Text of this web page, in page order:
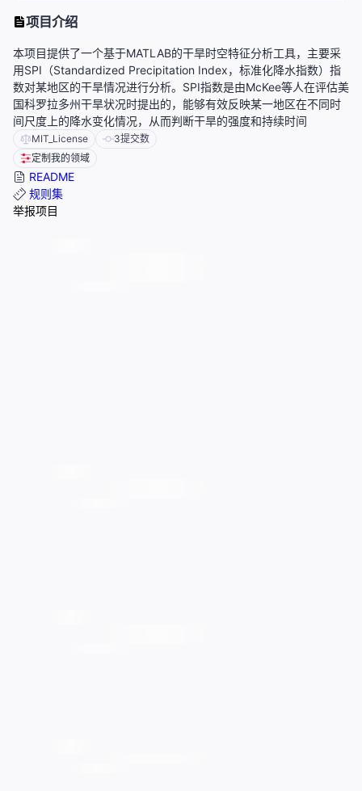
项目介绍
本项目提供了一个基于MATLAB的干旱时空特征分析工具，主要采
用SPI（Standardized Precipitation Index，标准化降水指数）指
数对某地区的干旱情况进行分析。SPI指数是由McKee等人在评估美
国科罗拉多州干旱状况时提出的，能够有效反映某一地区在不同时
间尺度上的降水变化情况，从而判断干旱的强度和持续时间
MIT_License 3提交数
定制我的领域
README
规则集
举报项目